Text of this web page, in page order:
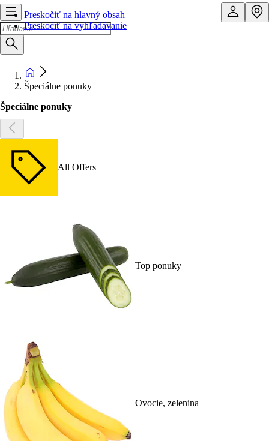
Preskočiť na hlavný obsah
Preskočiť na vyhľadávanie
Špeciálne ponuky
Špeciálne ponuky
All Offers
Top ponuky
Ovocie, zelenina